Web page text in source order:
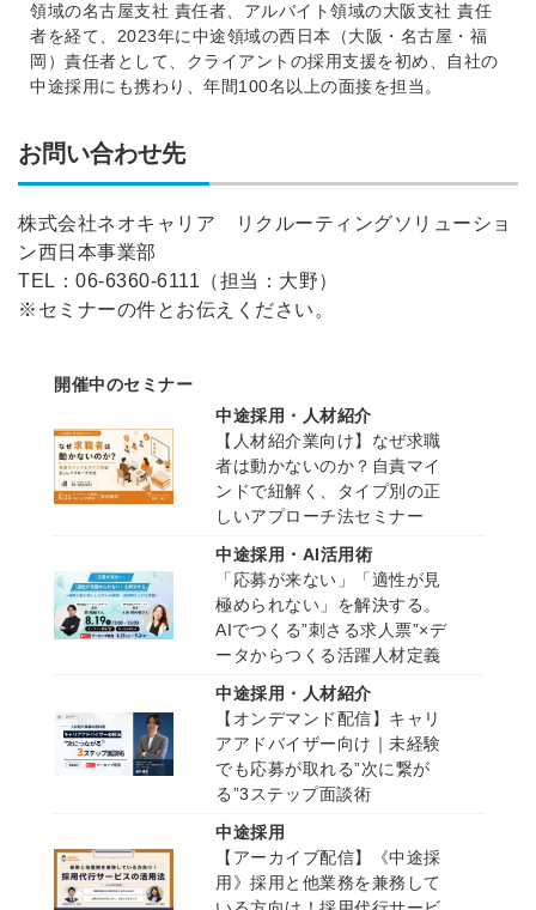
領域の名古屋支社 責任者、アルバイト領域の大阪支社 責任
者を経て、2023年に中途領域の西日本（大阪・名古屋・福
岡）責任者として、クライアントの採用支援を初め、自社の
中途採用にも携わり、年間100名以上の面接を担当。
お問い合わせ先
株式会社ネオキャリア リクルーティングソリューショ
ン西日本事業部
TEL：06-6360-6111（担当：大野）
※セミナーの件とお伝えください。
開催中のセミナー
中途採用・人材紹介
【人材紹介業向け】なぜ求職
者は動かないのか？自責マイ
ンドで紐解く、タイプ別の正
しいアプローチ法セミナー
中途採用・AI活用術
「応募が来ない」「適性が見
極められない」を解決する。
AIでつくる”刺さる求人票”×デ
ータからつくる活躍人材定義
中途採用・人材紹介
【オンデマンド配信】キャリ
アアドバイザー向け｜未経験
でも応募が取れる”次に繋が
る”3ステップ面談術
中途採用
【アーカイブ配信】《中途採
用》採用と他業務を兼務して